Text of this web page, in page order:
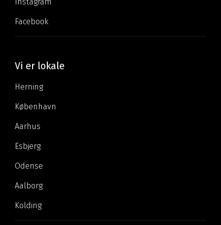
Facebook
Vi er lokale
Herning
København
Aarhus
Esbjerg
Odense
Aalborg
Kolding